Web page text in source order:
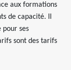
aux formations
de capacité. Il
ses
sont des tarifs